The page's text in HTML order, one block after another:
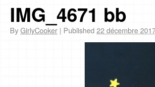
IMG_4671 bb
ByGirlyCooker | Published 22 décembre